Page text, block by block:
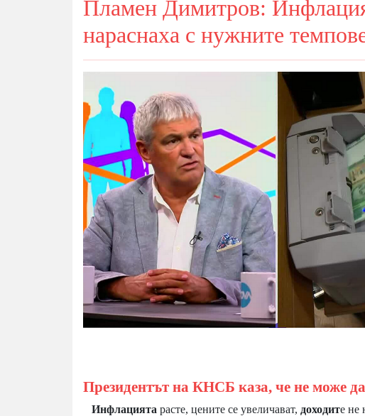
Пламен Димитров:
нараснаха с нужните
Президентът на КНСБ каза, че не може да
Инфлацията расте, цените се увеличават, доходите не